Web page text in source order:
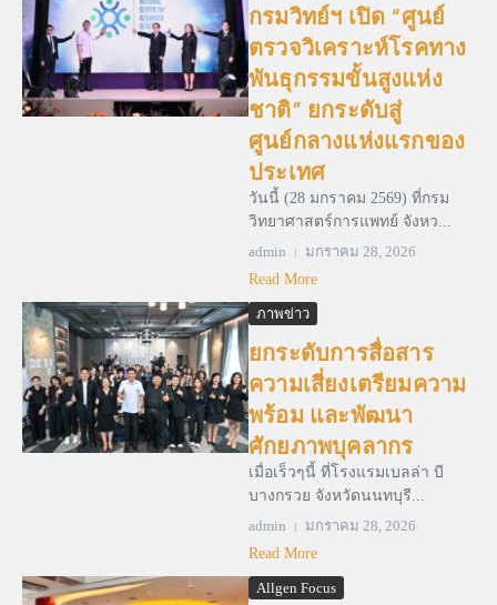
กรมวิทย์ฯ เปิด “ศูนย์
ตรวจวิเคราะห์โรคทาง
พันธุกรรมขั้นสูงแห่ง
ชาติ” ยกระดับสู่
ศูนย์กลางแห่งแรกของ
ประเทศ
วันนี้ (28 มกราคม 2569) ที่กรม
วิทยาศาสตร์การแพทย์ จังหว...
admin
มกราคม 28, 2026
Read More
ภาพข่าว
ยกระดับการสื่อสาร
ความเสี่ยงเตรียมความ
พร้อม และพัฒนา
ศักยภาพบุคลากร
เมื่อเร็วๆนี้ ที่โรงแรมเบลล่า บี
บางกรวย จังหวัดนนทบุรี...
admin
มกราคม 28, 2026
Read More
Allgen Focus